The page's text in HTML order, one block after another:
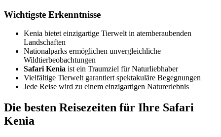
Wichtigste Erkenntnisse
Kenia bietet einzigartige Tierwelt in atemberaubenden
Landschaften
Nationalparks ermöglichen unvergleichliche
Wildtierbeobachtungen
Safari Kenia ist ein Traumziel für Naturliebhaber
Vielfältige Tierwelt garantiert spektakuläre Begegnungen
Jede Reise wird zu einem einzigartigen Naturerlebnis
Die besten Reisezeiten für Ihre Safari
Kenia